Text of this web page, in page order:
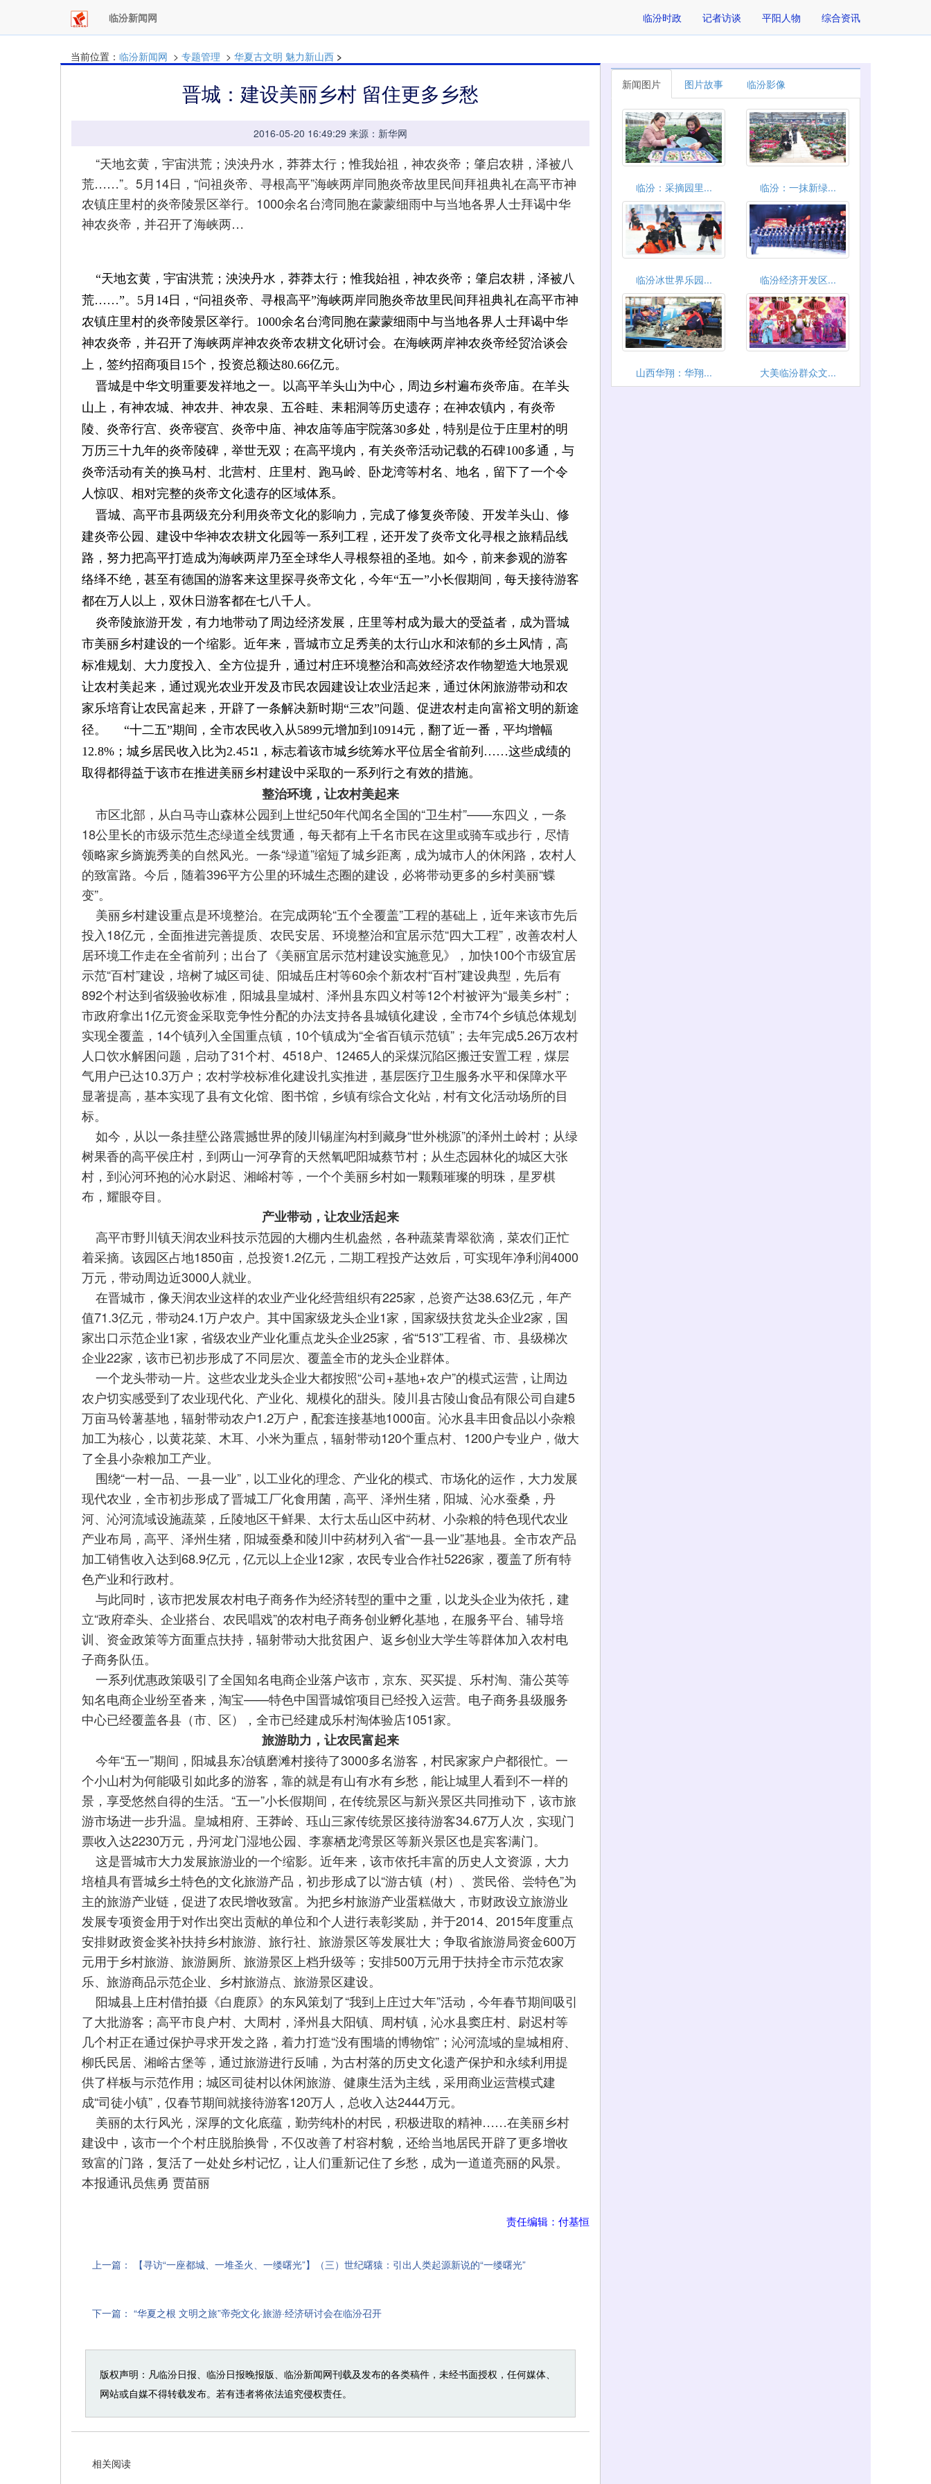
临汾新闻网 临汾时政 记者访谈 平阳人物 综合资讯
当前位置： 临汾新闻网 > 专题管理 > 华夏古文明 魅力新山西 >
晋城：建设美丽乡村 留住更多乡愁
2016-05-20 16:49:29 来源：新华网
“天地玄黄，宇宙洪荒；泱泱丹水，莽莽太行；惟我始祖，神农炎帝；肇启农耕，泽被八
荒……”。5月14日，“问祖炎帝、寻根高平”海峡两岸同胞炎帝故里民间拜祖典礼在高平市神
农镇庄里村的炎帝陵景区举行。1000余名台湾同胞在蒙蒙细雨中与当地各界人士拜谒中华
神农炎帝，并召开了海峡两…
“天地玄黄，宇宙洪荒；泱泱丹水，莽莽太行；惟我始祖，神农炎帝；肇启农耕，泽被八
荒……”。5月14日，“问祖炎帝、寻根高平”海峡两岸同胞炎帝故里民间拜祖典礼在高平市神
农镇庄里村的炎帝陵景区举行。1000余名台湾同胞在蒙蒙细雨中与当地各界人士拜谒中华
神农炎帝，并召开了海峡两岸神农炎帝农耕文化研讨会。在海峡两岸神农炎帝经贸洽谈会
上，签约招商项目15个，投资总额达80.66亿元。
晋城是中华文明重要发祥地之一。以高平羊头山为中心，周边乡村遍布炎帝庙。在羊头
山上，有神农城、神农井、神农泉、五谷畦、耒耜洞等历史遗存；在神农镇内，有炎帝
陵、炎帝行宫、炎帝寝宫、炎帝中庙、神农庙等庙宇院落30多处，特别是位于庄里村的明
万历三十九年的炎帝陵碑，举世无双；在高平境内，有关炎帝活动记载的石碑100多通，与
炎帝活动有关的换马村、北营村、庄里村、跑马岭、卧龙湾等村名、地名，留下了一个令
人惊叹、相对完整的炎帝文化遗存的区域体系。
晋城、高平市县两级充分利用炎帝文化的影响力，完成了修复炎帝陵、开发羊头山、修
建炎帝公园、建设中华神农农耕文化园等一系列工程，还开发了炎帝文化寻根之旅精品线
路，努力把高平打造成为海峡两岸乃至全球华人寻根祭祖的圣地。如今，前来参观的游客
络绎不绝，甚至有德国的游客来这里探寻炎帝文化，今年“五一”小长假期间，每天接待游客
都在万人以上，双休日游客都在七八千人。
炎帝陵旅游开发，有力地带动了周边经济发展，庄里等村成为最大的受益者，成为晋城
市美丽乡村建设的一个缩影。近年来，晋城市立足秀美的太行山水和浓郁的乡土风情，高
标准规划、大力度投入、全方位提升，通过村庄环境整治和高效经济农作物塑造大地景观
让农村美起来，通过观光农业开发及市民农园建设让农业活起来，通过休闲旅游带动和农
家乐培育让农民富起来，开辟了一条解决新时期“三农”问题、促进农村走向富裕文明的新途
径。 “十二五”期间，全市农民收入从5899元增加到10914元，翻了近一番，平均增幅
12.8%；城乡居民收入比为2.45∶1，标志着该市城乡统筹水平位居全省前列……这些成绩的
取得都得益于该市在推进美丽乡村建设中采取的一系列行之有效的措施。
整治环境，让农村美起来
市区北部，从白马寺山森林公园到上世纪50年代闻名全国的“卫生村”——东四义，一条
18公里长的市级示范生态绿道全线贯通，每天都有上千名市民在这里或骑车或步行，尽情
领略家乡旖旎秀美的自然风光。一条“绿道”缩短了城乡距离，成为城市人的休闲路，农村人
的致富路。今后，随着396平方公里的环城生态圈的建设，必将带动更多的乡村美丽“蝶
变”。
美丽乡村建设重点是环境整治。在完成两轮“五个全覆盖”工程的基础上，近年来该市先后
投入18亿元，全面推进完善提质、农民安居、环境整治和宜居示范“四大工程”，改善农村人
居环境工作走在全省前列；出台了《美丽宜居示范村建设实施意见》，加快100个市级宜居
示范“百村”建设，培树了城区司徒、阳城岳庄村等60余个新农村“百村”建设典型，先后有
892个村达到省级验收标准，阳城县皇城村、泽州县东四义村等12个村被评为“最美乡村”；
市政府拿出1亿元资金采取竞争性分配的办法支持各县城镇化建设，全市74个乡镇总体规划
实现全覆盖，14个镇列入全国重点镇，10个镇成为“全省百镇示范镇”；去年完成5.26万农村
人口饮水解困问题，启动了31个村、4518户、12465人的采煤沉陷区搬迁安置工程，煤层
气用户已达10.3万户；农村学校标准化建设扎实推进，基层医疗卫生服务水平和保障水平
显著提高，基本实现了县有文化馆、图书馆，乡镇有综合文化站，村有文化活动场所的目
标。
如今，从以一条挂壁公路震撼世界的陵川锡崖沟村到藏身“世外桃源”的泽州土岭村；从绿
树果香的高平侯庄村，到两山一河孕育的天然氧吧阳城蔡节村；从生态园林化的城区大张
村，到沁河环抱的沁水尉迟、湘峪村等，一个个美丽乡村如一颗颗璀璨的明珠，星罗棋
布，耀眼夺目。
产业带动，让农业活起来
高平市野川镇天润农业科技示范园的大棚内生机盎然，各种蔬菜青翠欲滴，菜农们正忙
着采摘。该园区占地1850亩，总投资1.2亿元，二期工程投产达效后，可实现年净利润4000
万元，带动周边近3000人就业。
在晋城市，像天润农业这样的农业产业化经营组织有225家，总资产达38.63亿元，年产
值71.3亿元，带动24.1万户农户。其中国家级龙头企业1家，国家级扶贫龙头企业2家，国
家出口示范企业1家，省级农业产业化重点龙头企业25家，省“513”工程省、市、县级梯次
企业22家，该市已初步形成了不同层次、覆盖全市的龙头企业群体。
一个龙头带动一片。这些农业龙头企业大都按照“公司+基地+农户”的模式运营，让周边
农户切实感受到了农业现代化、产业化、规模化的甜头。陵川县古陵山食品有限公司自建5
万亩马铃薯基地，辐射带动农户1.2万户，配套连接基地1000亩。沁水县丰田食品以小杂粮
加工为核心，以黄花菜、木耳、小米为重点，辐射带动120个重点村、1200户专业户，做大
了全县小杂粮加工产业。
围绕“一村一品、一县一业”，以工业化的理念、产业化的模式、市场化的运作，大力发展
现代农业，全市初步形成了晋城工厂化食用菌，高平、泽州生猪，阳城、沁水蚕桑，丹
河、沁河流域设施蔬菜，丘陵地区干鲜果、太行太岳山区中药材、小杂粮的特色现代农业
产业布局，高平、泽州生猪，阳城蚕桑和陵川中药材列入省“一县一业”基地县。全市农产品
加工销售收入达到68.9亿元，亿元以上企业12家，农民专业合作社5226家，覆盖了所有特
色产业和行政村。
与此同时，该市把发展农村电子商务作为经济转型的重中之重，以龙头企业为依托，建
立“政府牵头、企业搭台、农民唱戏”的农村电子商务创业孵化基地，在服务平台、辅导培
训、资金政策等方面重点扶持，辐射带动大批贫困户、返乡创业大学生等群体加入农村电
子商务队伍。
一系列优惠政策吸引了全国知名电商企业落户该市，京东、买买提、乐村淘、蒲公英等
知名电商企业纷至沓来，淘宝——特色中国晋城馆项目已经投入运营。电子商务县级服务
中心已经覆盖各县（市、区），全市已经建成乐村淘体验店1051家。
旅游助力，让农民富起来
今年“五一”期间，阳城县东冶镇磨滩村接待了3000多名游客，村民家家户户都很忙。一
个小山村为何能吸引如此多的游客，靠的就是有山有水有乡愁，能让城里人看到不一样的
景，享受悠然自得的生活。“五一”小长假期间，在传统景区与新兴景区共同推动下，该市旅
游市场进一步升温。皇城相府、王莽岭、珏山三家传统景区接待游客34.67万人次，实现门
票收入达2230万元，丹河龙门湿地公园、李寨栖龙湾景区等新兴景区也是宾客满门。
这是晋城市大力发展旅游业的一个缩影。近年来，该市依托丰富的历史人文资源，大力
培植具有晋城乡土特色的文化旅游产品，初步形成了以“游古镇（村）、赏民俗、尝特色”为
主的旅游产业链，促进了农民增收致富。为把乡村旅游产业蛋糕做大，市财政设立旅游业
发展专项资金用于对作出突出贡献的单位和个人进行表彰奖励，并于2014、2015年度重点
安排财政资金奖补扶持乡村旅游、旅行社、旅游景区等发展壮大；争取省旅游局资金600万
元用于乡村旅游、旅游厕所、旅游景区上档升级等；安排500万元用于扶持全市示范农家
乐、旅游商品示范企业、乡村旅游点、旅游景区建设。
阳城县上庄村借拍摄《白鹿原》的东风策划了“我到上庄过大年”活动，今年春节期间吸引
了大批游客；高平市良户村、大周村，泽州县大阳镇、周村镇，沁水县窦庄村、尉迟村等
几个村正在通过保护寻求开发之路，着力打造“没有围墙的博物馆”；沁河流域的皇城相府、
柳氏民居、湘峪古堡等，通过旅游进行反哺，为古村落的历史文化遗产保护和永续利用提
供了样板与示范作用；城区司徒村以休闲旅游、健康生活为主线，采用商业运营模式建
成“司徒小镇”，仅春节期间就接待游客120万人，总收入达2444万元。
美丽的太行风光，深厚的文化底蕴，勤劳纯朴的村民，积极进取的精神……在美丽乡村
建设中，该市一个个村庄脱胎换骨，不仅改善了村容村貌，还给当地居民开辟了更多增收
致富的门路，复活了一处处乡村记忆，让人们重新记住了乡愁，成为一道道亮丽的风景。
本报通讯员焦勇 贾苗丽
责任编辑：付基恒
上一篇： 【寻访“一座都城、一堆圣火、一缕曙光”】（三）世纪曙猿：引出人类起源新说的“一缕曙光”
下一篇： “华夏之根 文明之旅”帝尧文化·旅游·经济研讨会在临汾召开
版权声明：凡临汾日报、临汾日报晚报版、临汾新闻网刊载及发布的各类稿件，未经书面授权，任何媒体、
网站或自媒不得转载发布。若有违者将依法追究侵权责任。
相关阅读
新闻图片 图片故事 临汾影像
临汾：采摘园里... 临汾：一抹新绿...
临汾冰世界乐园... 临汾经济开发区...
山西华翔：华翔... 大美临汾群众文...